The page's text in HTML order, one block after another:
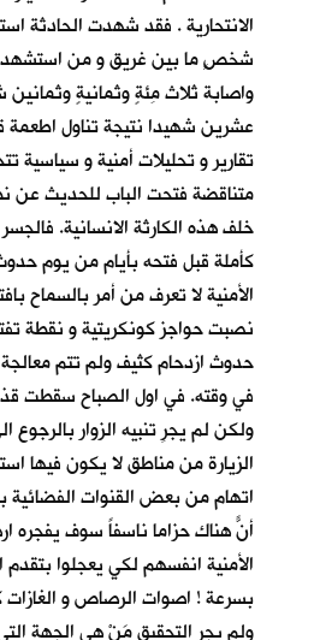
الانتحارية . فقد شهدت الحادثة
شخصٍ ما بين غريق و من استشهد
واصابة ثلاث مِئةٍ وثمانيةٍ
عشرين شهيدا نتيجة تناول
تقارير و تحليلات أمنية و
متناقضة فتحت الباب للحديث عن
خلف هذه الكارثة الانسانية.
كأملة قبل فتحه بأيام من يوم
الأمنية لا تعرف من أمر بالسماح
نصبت حواجز كونكريتية و نقطة
حدوث ازدحام كثيف ولم تتم
في وقته. في اول الصباح سقطت
ولكن لم يجرِ تنبيه الزوار بالرجوع
الزيارة من مناطق لا يكون فيها
اتهام من بعض القنوات
أنّ هناك حزاماً ناسفاً سوف يفجره
الأمنية انفسهم لكي يعجلوا
بسرعة ! اصوات الرصاص و
ولم يجرِ التحقيق مَنْ هي الجهة